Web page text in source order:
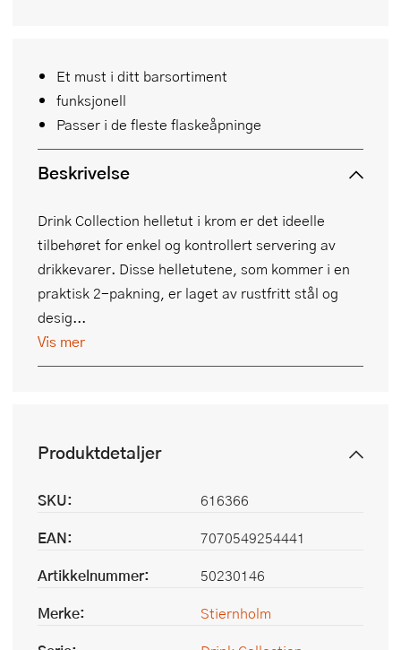
Et must i ditt barsortiment
funksjonell
Passer i de fleste flaskeåpninge
Beskrivelse
Drink Collection helletut i krom er det ideelle
tilbehøret for enkel og kontrollert servering av
drikkevarer. Disse helletutene, som kommer i en
praktisk 2-pakning, er laget av rustfritt stål og
desig...
Vis mer
Produktdetaljer
SKU:
616366
EAN:
7070549254441
Artikkelnummer:
50230146
Merke:
Stiernholm